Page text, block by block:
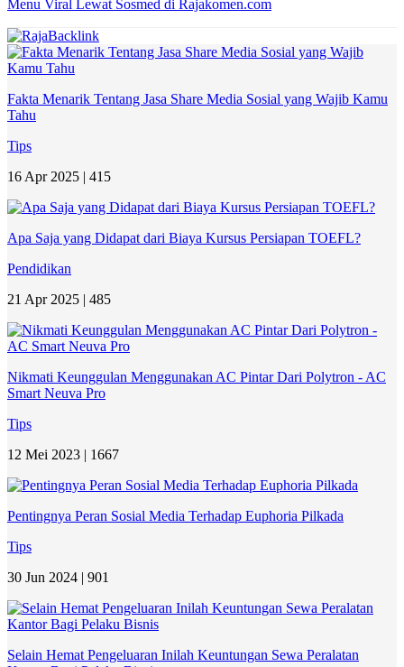
Menu Viral Lewat Sosmed di Rajakomen.com
Fakta Menarik Tentang Jasa Share Media Sosial yang Wajib Kamu
Tahu
Tips
16 Apr 2025 | 415
Apa Saja yang Didapat dari Biaya Kursus Persiapan TOEFL?
Pendidikan
21 Apr 2025 | 485
Nikmati Keunggulan Menggunakan AC Pintar Dari Polytron - AC
Smart Neuva Pro
Tips
12 Mei 2023 | 1667
Pentingnya Peran Sosial Media Terhadap Euphoria Pilkada
Tips
30 Jun 2024 | 901
Selain Hemat Pengeluaran Inilah Keuntungan Sewa Peralatan